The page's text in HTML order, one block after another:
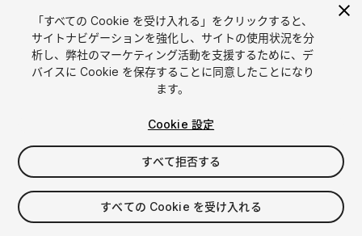
1 /7
$5
消費税は決済時に計算されます
「すべての Cookie を受け入れる」をクリックすると、
サイトナビゲーションを強化し、サイトの使用状況を分
析し、弊社のマーケティング活動を支援するために、デ
バイスに Cookie を保存することに同意したことになり
ます。
Cookie 設定
すべて拒否する
すべての Cookie を受け入れる